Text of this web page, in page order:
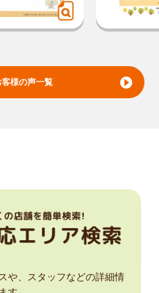
客様の声一覧
や、スタッフなどの詳細情